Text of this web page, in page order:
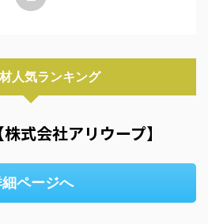
人気ランキング
式会社アリウープ】
ページへ